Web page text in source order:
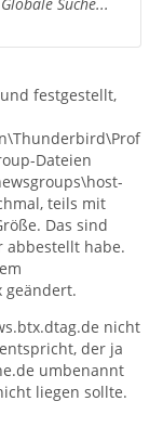
festgestellt,
Dateien
teils mit
Das sind
abbestellt habe.
geändert.
nicht
der ja
umbenannt
liegen sollte.